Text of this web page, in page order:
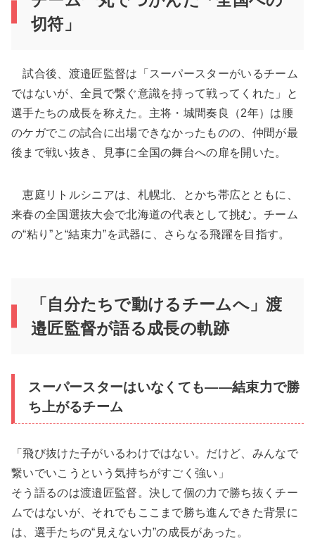
切符」
試合後、渡邉匠監督は「スーパースターがいるチーム
ではないが、全員で繋ぐ意識を持って戦ってくれた」と
選手たちの成長を称えた。主将・城間奏良（2年）は腰
のケガでこの試合に出場できなかったものの、仲間が最
後まで戦い抜き、見事に全国の舞台への扉を開いた。
恵庭リトルシニアは、札幌北、とかち帯広とともに、
来春の全国選抜大会で北海道の代表として挑む。チーム
の“粘り”と“結束力”を武器に、さらなる飛躍を目指す。
「自分たちで動けるチームへ」渡
邉匠監督が語る成長の軌跡
スーパースターはいなくても——結束力で勝
ち上がるチーム
「飛び抜けた子がいるわけではない。だけど、みんなで
繋いでいこうという気持ちがすごく強い」
そう語るのは渡邉匠監督。決して個の力で勝ち抜くチー
ムではないが、それでもここまで勝ち進んできた背景に
は、選手たちの“見えない力”の成長があった。